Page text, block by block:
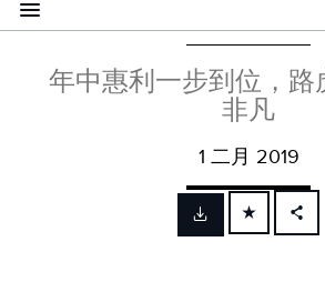
n
c
年中惠利一步到位，路
非凡
1 二月 2019